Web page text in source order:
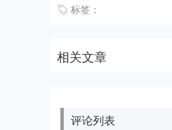
标签：
相关文章
评论列表